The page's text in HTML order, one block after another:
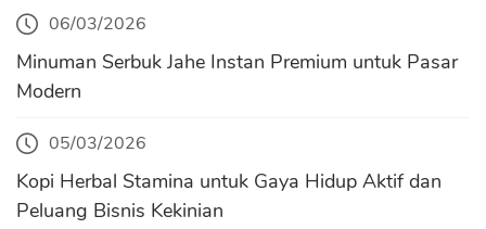
06/03/2026
Minuman Serbuk Jahe Instan Premium untuk Pasar
Modern
05/03/2026
Kopi Herbal Stamina untuk Gaya Hidup Aktif dan
Peluang Bisnis Kekinian